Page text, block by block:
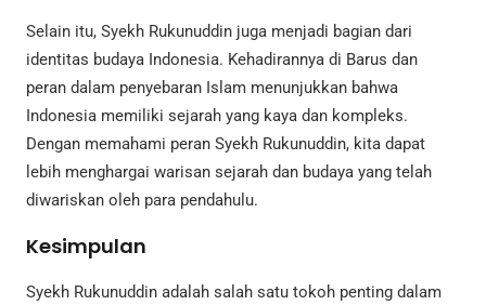
Selain itu, Syekh Rukunuddin juga menjadi bagian dari
identitas budaya Indonesia. Kehadirannya di Barus dan
peran dalam penyebaran Islam menunjukkan bahwa
Indonesia memiliki sejarah yang kaya dan kompleks.
Dengan memahami peran Syekh Rukunuddin, kita dapat
lebih menghargai warisan sejarah dan budaya yang telah
diwariskan oleh para pendahulu.
Kesimpulan
Syekh Rukunuddin adalah salah satu tokoh penting dalam